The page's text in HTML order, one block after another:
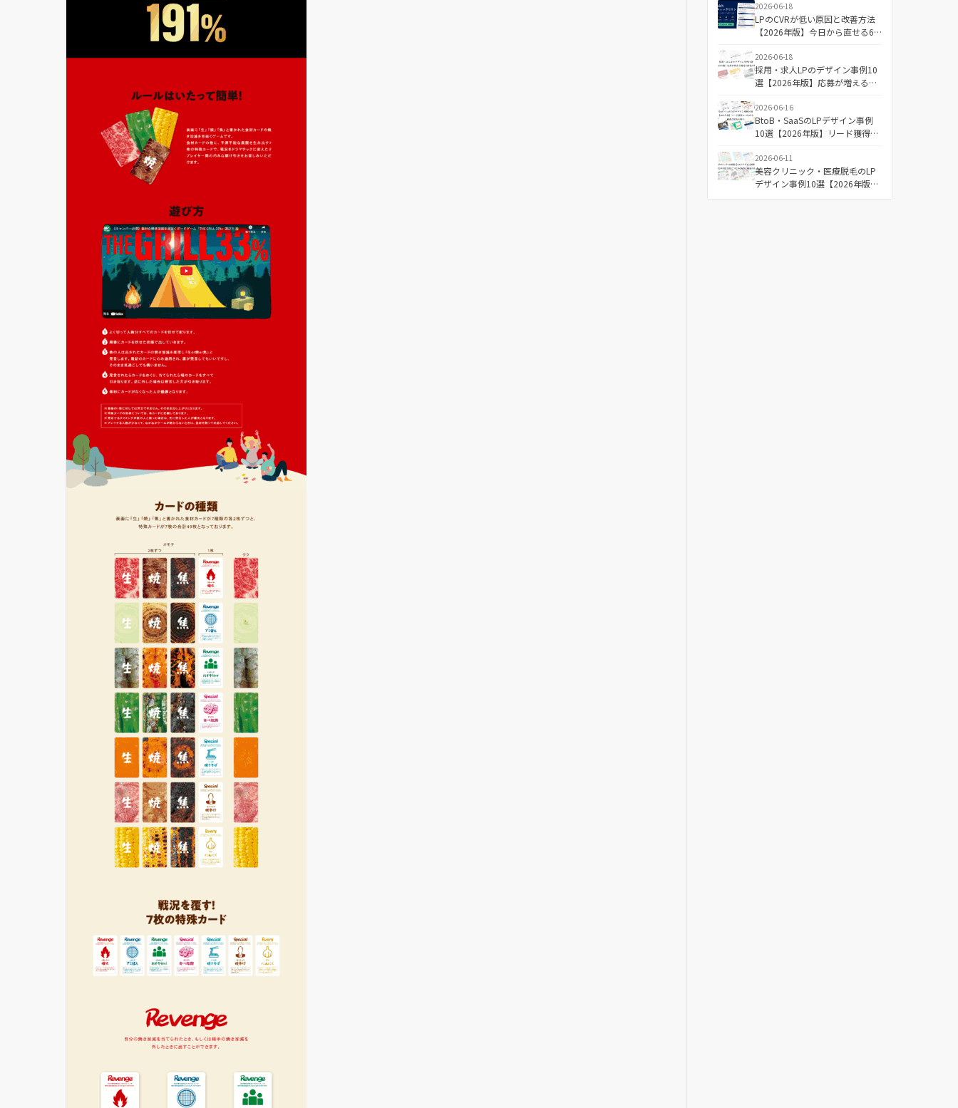
事」を分けた差とは
2026-06-18
LPのCVRが低い原因と改善方法
【2026年版】今日から直せる6
2026-06-18
採用・求人LPのデザイン事例10
選【2026年版】応募が増える構
2026-06-16
BtoB・SaaSのLPデザイン事例
10選【2026年版】リード獲得に
2026-06-11
美容クリニック・医療脱毛のLP
デザイン事例10選【2026年版】
成果につながる配色と構成の傾